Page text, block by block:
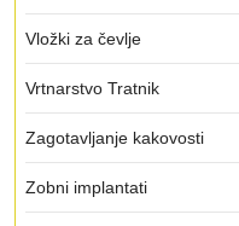
Vložki za čevlje
Vrtnarstvo Tratnik
Zagotavljanje kakovosti
Zobni implantati